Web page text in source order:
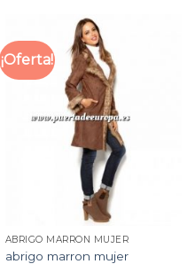
¡Oferta!
ABRIGO MARRON MUJER
abrigo marron mujer